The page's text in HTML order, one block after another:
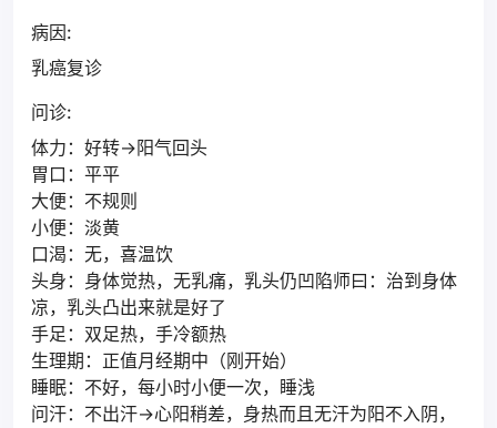
病因:
乳癌复诊
问诊:
体力：好转->阳气回头
胃口：平平
大便：不规则
小便：淡黄
口渴：无，喜温饮
头身：身体觉热，无乳痛，乳头仍凹陷师曰：治到身体
凉，乳头凸出来就是好了
手足：双足热，手冷额热
生理期：正值月经期中（刚开始）
睡眠：不好，每小时小便一次，睡浅
问汗：不出汗->心阳稍差，身热而且无汗为阳不入阴，